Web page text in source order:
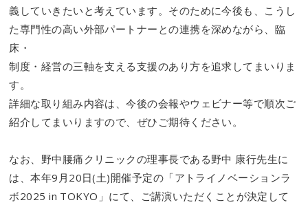
義していきたいと考えています。そのために今後も、こうし
た専門性の高い外部パートナーとの連携を深めながら、臨
床・
制度・経営の三軸を支える支援のあり方を追求してまいりま
す。
詳細な取り組み内容は、今後の会報やウェビナー等で順次ご
紹介してまいりますので、ぜひご期待ください。
なお、野中腰痛クリニックの理事長である野中 康行先生に
は、本年9月20日(土)開催予定の「アトライノベーションラ
ボ2025 in TOKYO」にて、ご講演いただくことが決定して